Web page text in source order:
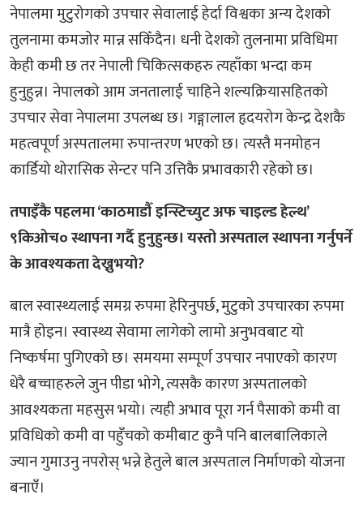
नेपालमा मुटुरोगको उपचार सेवालाई हेर्दा विश्वका अन्य देशको
तुलनामा कमजोर मान्न सकिँदैन। धनी देशको तुलनामा प्रविधिमा
केही कमी छ तर नेपाली चिकित्सकहरु त्यहाँका भन्दा कम
हुनुहुन्न। नेपालको आम जनतालाई चाहिने शल्यक्रियासहितको
उपचार सेवा नेपालमा उपलब्ध छ। गङ्गालाल हृदयरोग केन्द्र देशकै
महत्वपूर्ण अस्पतालमा रुपान्तरण भएको छ। त्यस्तै मनमोहन
कार्डियो थोरासिक सेन्टर पनि उत्तिकै प्रभावकारी रहेको छ।
तपाइँकै पहलमा ‘काठमाडौँ इन्स्टिच्युट अफ चाइल्ड हेल्थ’
९किओच० स्थापना गर्दै हुनुहुन्छ। यस्तो अस्पताल स्थापना गर्नुपर्ने
के आवश्यकता देख्नुभयो?
बाल स्वास्थ्यलाई समग्र रुपमा हेरिनुपर्छ, मुटुको उपचारका रुपमा
मात्रै होइन। स्वास्थ्य सेवामा लागेको लामो अनुभवबाट यो
निष्कर्षमा पुगिएको छ। समयमा सम्पूर्ण उपचार नपाएको कारण
धेरै बच्चाहरुले जुन पीडा भोगे, त्यसकै कारण अस्पतालको
आवश्यकता महसुस भयो। त्यही अभाव पूरा गर्न पैसाको कमी वा
प्रविधिको कमी वा पहुँचको कमीबाट कुनै पनि बालबालिकाले
ज्यान गुमाउनु नपरोस् भन्ने हेतुले बाल अस्पताल निर्माणको योजना
बनाएँ।